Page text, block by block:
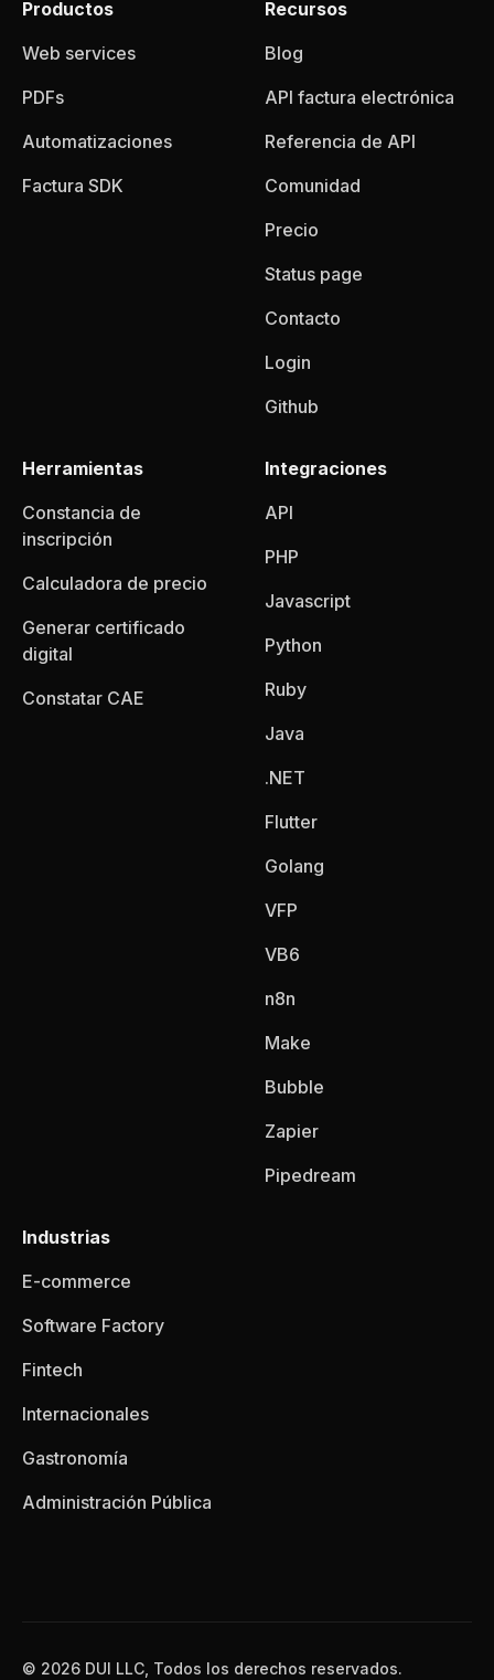
Productos
Web services
PDFs
Automatizaciones
Factura SDK
Recursos
Blog
API factura electrónica
Referencia de API
Comunidad
Precio
Status page
Contacto
Login
Github
Herramientas
Constancia de
inscripción
Calculadora de precio
Generar certificado
digital
Constatar CAE
Integraciones
API
PHP
Javascript
Python
Ruby
Java
.NET
Flutter
Golang
VFP
VB6
n8n
Make
Bubble
Zapier
Pipedream
Industrias
E-commerce
Software Factory
Fintech
Internacionales
Gastronomía
Administración Pública
© 2026 DUI LLC, Todos los derechos reservados.